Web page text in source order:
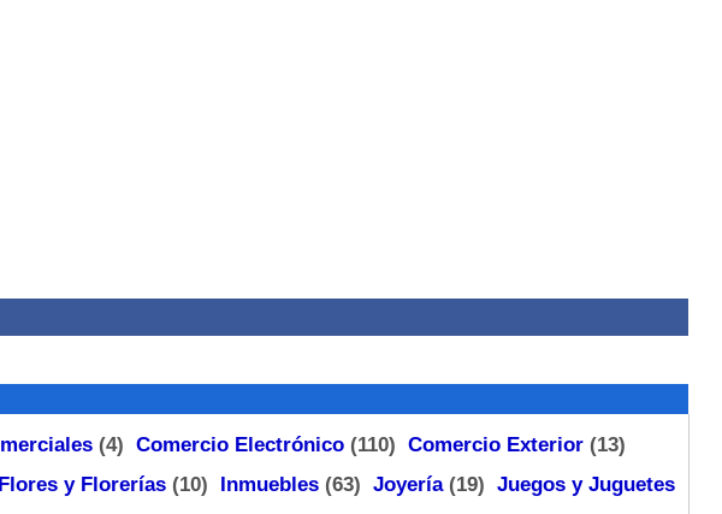
(4) Comercio Electrónico(110) Comercio Exterior(13)
Flores y Florerías(10) Inmuebles(63) Joyería(19) Juegos y Juguetes